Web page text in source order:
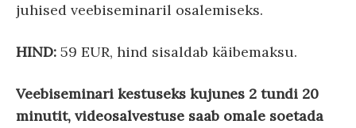
juhised veebiseminaril osalemiseks.
HIND: 59 EUR, hind sisaldab käibemaksu.
Veebiseminari kestuseks kujunes 2 tundi 20
minutit, videosalvestuse saab omale soetada